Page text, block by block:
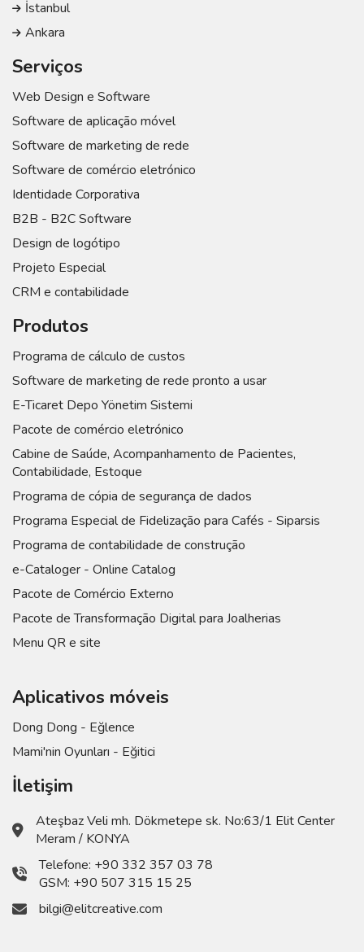
İstanbul
Ankara
Serviços
Web Design e Software
Software de aplicação móvel
Software de marketing de rede
Software de comércio eletrónico
Identidade Corporativa
B2B - B2C Software
Design de logótipo
Projeto Especial
CRM e contabilidade
Produtos
Programa de cálculo de custos
Software de marketing de rede pronto a usar
E-Ticaret Depo Yönetim Sistemi
Pacote de comércio eletrónico
Cabine de Saúde, Acompanhamento de Pacientes,
Contabilidade, Estoque
Programa de cópia de segurança de dados
Programa Especial de Fidelização para Cafés - Siparsis
Programa de contabilidade de construção
e-Cataloger - Online Catalog
Pacote de Comércio Externo
Pacote de Transformação Digital para Joalherias
Menu QR e site
Aplicativos móveis
Dong Dong - Eğlence
Mami'nin Oyunları - Eğitici
İletişim
Ateşbaz Veli mh. Dökmetepe sk. No:63/1 Elit Center
Meram / KONYA
Telefone: +90 332 357 03 78
GSM: +90 507 315 15 25
bilgi@elitcreative.com